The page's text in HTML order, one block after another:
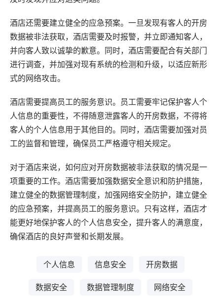
酒店还需要建立健全的应急预案。一旦发现有客人的开房
数据被非法获取，酒店需要及时报警，并立即通知客人，
并向客人致以诚挚的歉意。同时，酒店需要配合有关部门
进行调查，并加强对现有系统的检测和升级，以适应新形
式的网络攻击。
酒店需要提高员工的服务意识。员工需要牢记保护客人个
人信息的重要性，不得随意泄露客人的开房数据，不得将
客人的个人信息用于其他目的。同时，酒店需要加强对员
工的监督和管理，确保员工严格遵守相关规定。
对于酒店来说，如何应对开房数据被非法获取的情况是一
项重要的工作。酒店需要加强数据安全意识和防护措施，
建立健全的数据管理制度，加强网络安全防护，建立健全
的应急预案，并提高员工的服务意识。只有这样，酒店才
能更好地保护客人的个人信息安全，提升客人的满意度，
确保酒店的良好声誉和长期发展。
个人信息 信息安全 开房数据
数据安全 数据管理制度 网络安全